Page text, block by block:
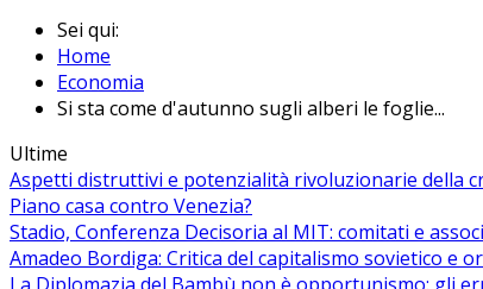
Sei qui:
Home
Economia
Si sta come d'autunno sugli alberi le foglie...
Ultime
Aspetti distruttivi e potenzialità rivoluzionarie della
Piano casa contro Venezia?
Stadio, Conferenza Decisoria al MIT: comitati e
Amadeo Bordiga: Critica del capitalismo sovietico e